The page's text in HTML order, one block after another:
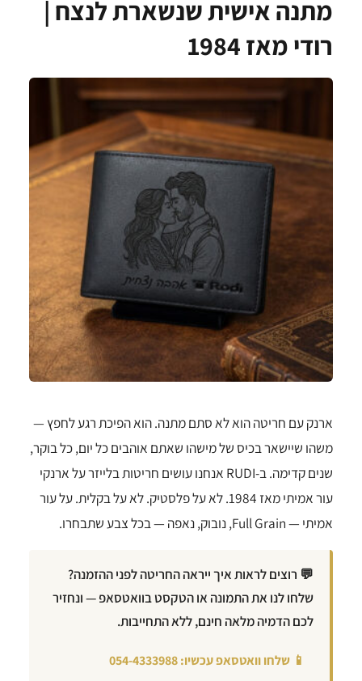
מתנה אישית שנשארת לנצח |
רודי מאז 1984
ארנק עם חריטה הוא לא סתם מתנה. הוא הפיכת רגע לחפץ —
משהו שיישאר בכיס של מישהו שאתם אוהבים כל יום, כל בוקר,
שנים קדימה. ב-RUDI אנחנו עושים חריטות בלייזר על ארנקי
עור אמיתי מאז 1984. לא על פלסטיק. לא על בקלית. על עור
אמיתי — Full Grain, נובוק, נאפה — בכל צבע שתבחרו.
💬 רוצים לראות איך ייראה החריטה לפני ההזמנה?
שלחו לנו את התמונה או הטקסט בוואטסאפ — ונחזיר
לכם הדמיה מלאה חינם, ללא התחייבות.
📱 שלחו וואטסאפ עכשיו: 054-4333988